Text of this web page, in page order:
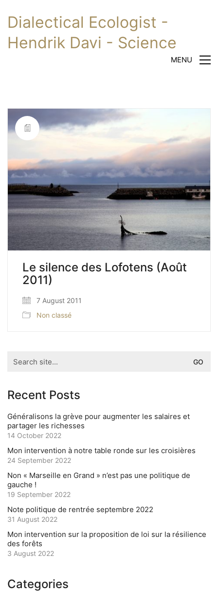
Dialectical Ecologist -
Hendrik Davi - Science
MENU
Le silence des Lofotens (Août
2011)
7 August 2011
Non classé
for:
Recent Posts
Généralisons la grève pour augmenter les salaires et
partager les richesses
14 October 2022
Mon intervention à notre table ronde sur les croisières
24 September 2022
Non « Marseille en Grand » n’est pas une politique de
gauche !
19 September 2022
Note politique de rentrée septembre 2022
31 August 2022
Mon intervention sur la proposition de loi sur la résilience
des forêts
3 August 2022
Categories